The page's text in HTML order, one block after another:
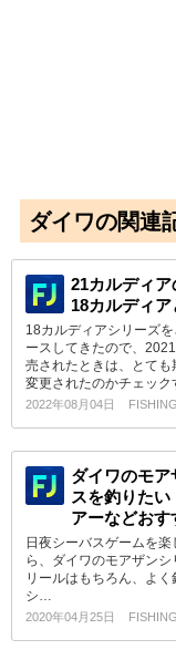
ダイワの関連
21カルディア
18カルディ
18カルディアシリーズ
ースしてきたので、
売されたときは、とて
変更されたのかチェッ
2022年08月04日
ダイワのモ
スを釣りた
アーなどおす
日夜シーバスゲームを
ら、ダイワのモアザン
リールはもちろん、よく
シ…
2020年04月25日